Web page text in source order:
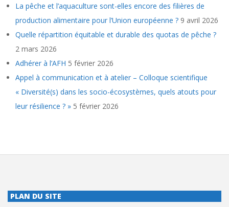
La pêche et l’aquaculture sont-elles encore des filières de
production alimentaire pour l’Union européenne ? 9 avril 2026
Quelle répartition équitable et durable des quotas de pêche ?
2 mars 2026
Adhérer à l’AFH 5 février 2026
Appel à communication et à atelier – Colloque scientifique
« Diversité(s) dans les socio-écosystèmes, quels atouts pour
leur résilience ? » 5 février 2026
PLAN DU SITE